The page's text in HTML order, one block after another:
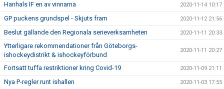
Hanhals IF en av vinnarna 2020-11-14 10:17
GP puckens grundspel - Skjuts fram 2020-11-12 21:56
Beslut gällande den Regionala serieverksamheten 2020-11-11 20:33
Ytterligare rekommendationer från Göteborgs-
ishockeydistrikt & ishockeyförbund
2020-11-11 20:27
Fortsatt tuffa restriktioner kring Covid-19 2020-11-09 21:11
Nya P-regler runt ishallen 2020-11-03 17:55